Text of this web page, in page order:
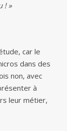
! »
car le
dans des
non, avec
à
leur métier,